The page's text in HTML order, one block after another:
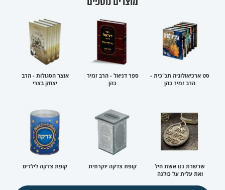
סט ארכיאולוגיה תנ"כית -
הרב זמיר כהן
ספר דניאל - הרב זמיר
כהן
אוצר הסגולות - הרב
יצחק בצרי
שרשרת ננו אשת חיל
ואת עלית על כולנה
קופת צדקה יוקרתית קופת צדקה לילדים